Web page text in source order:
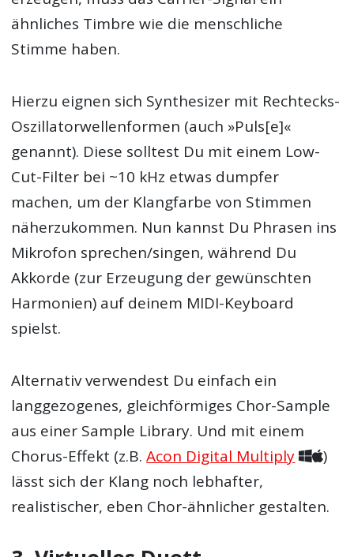
ähnliches Timbre wie die menschliche
Stimme haben.
Hierzu eignen sich Synthesizer mit Rechtecks-
Oszillatorwellenformen (auch »Puls[e]«
genannt). Diese solltest Du mit einem Low-
Cut-Filter bei ~10 kHz etwas dumpfer
machen, um der Klangfarbe von Stimmen
näherzukommen. Nun kannst Du Phrasen ins
Mikrofon sprechen/singen, während Du
Akkorde (zur Erzeugung der gewünschten
Harmonien) auf deinem MIDI-Keyboard
spielst.
Alternativ verwendest Du einfach ein
langgezogenes, gleichförmiges Chor-Sample
aus einer Sample Library. Und mit einem
Chorus-Effekt (z.B.Acon Digital Multiply
)
lässt sich der Klang noch lebhafter,
realistischer, eben Chor-ähnlicher gestalten.